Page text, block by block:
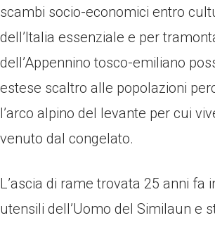
scambi socio-economici entro
dell’Italia essenziale e per
dell’Appennino tosco-emiliano
estese scaltro alle popolazioni
l’arco alpino del levante per cui
venuto dal congelato.
L’ascia di rame trovata 25 anni fa
utensili dell’Uomo del Similaun e